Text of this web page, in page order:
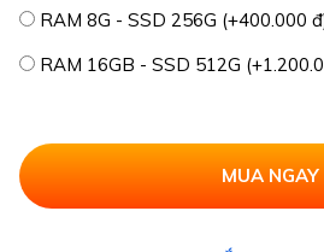
RAM 8G - SSD 256G (+400.000
RAM 16GB - SSD 512G